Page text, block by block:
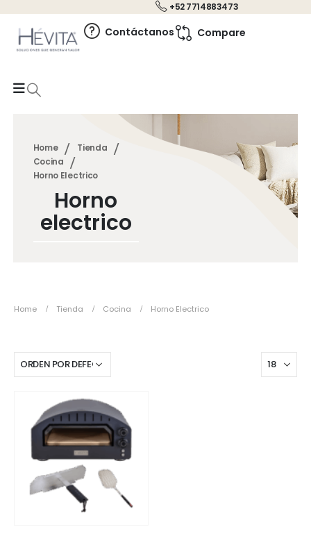
+52 7714883473
Contáctanos Compare
Home
Tienda
Cocina
Horno Electrico
Horno
electrico
Home Tienda Cocina Horno Electrico